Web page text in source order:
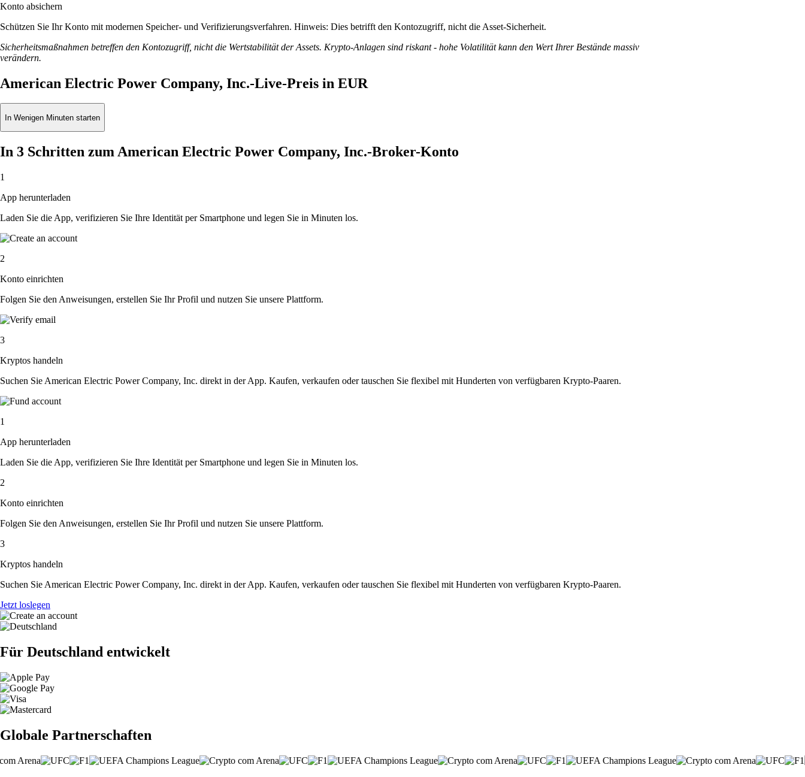
Konto absichern
Schützen Sie Ihr Konto mit modernen Speicher- und Verifizierungsverfahren. Hinweis: Dies betrifft den Kontozugriff, nicht die Asset-Sicherheit.
Sicherheitsmaßnahmen betreffen den Kontozugriff, nicht die Wertstabilität der Assets. Krypto-Anlagen sind riskant - hohe Volatilität kann den Wert Ihrer Bestände massiv
verändern.
American Electric Power Company, Inc.-Live-Preis in EUR
In Wenigen Minuten starten
In 3 Schritten zum American Electric Power Company, Inc.-Broker-Konto
1
App herunterladen
Laden Sie die App, verifizieren Sie Ihre Identität per Smartphone und legen Sie in Minuten los.
2
Konto einrichten
Folgen Sie den Anweisungen, erstellen Sie Ihr Profil und nutzen Sie unsere Plattform.
3
Kryptos handeln
Suchen Sie American Electric Power Company, Inc. direkt in der App. Kaufen, verkaufen oder tauschen Sie flexibel mit Hunderten von verfügbaren Krypto-Paaren.
1
App herunterladen
Laden Sie die App, verifizieren Sie Ihre Identität per Smartphone und legen Sie in Minuten los.
2
Konto einrichten
Folgen Sie den Anweisungen, erstellen Sie Ihr Profil und nutzen Sie unsere Plattform.
3
Kryptos handeln
Suchen Sie American Electric Power Company, Inc. direkt in der App. Kaufen, verkaufen oder tauschen Sie flexibel mit Hunderten von verfügbaren Krypto-Paaren.
Jetzt loslegen
Für Deutschland entwickelt
Globale Partnerschaften